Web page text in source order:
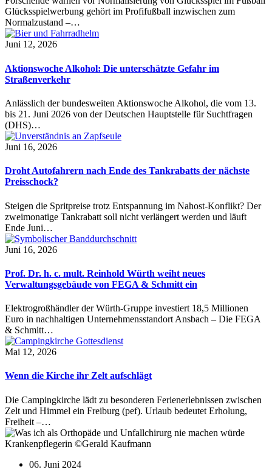
Glücksspielwerbung gehört im Profifußball inzwischen zum
Normalzustand –…
Juni 12, 2026
Aktionswoche Alkohol: Die unterschätzte Gefahr im
Straßenverkehr
Anlässlich der bundesweiten Aktionswoche Alkohol, die vom 13.
bis 21. Juni 2026 von der Deutschen Hauptstelle für Suchtfragen
(DHS)…
Juni 16, 2026
Droht Autofahrern nach Ende des Tankrabatts der nächste
Preisschock?
Steigen die Spritpreise trotz Entspannung im Nahost-Konflikt? Der
zweimonatige Tankrabatt soll nicht verlängert werden und läuft
Ende Juni…
Juni 16, 2026
Prof. Dr. h. c. mult. Reinhold Würth weiht neues
Verwaltungsgebäude von FEGA & Schmitt ein
Elektrogroßhändler der Würth-Gruppe investiert 18,5 Millionen
Euro in nachhaltigen Unternehmensstandort Ansbach – Die FEGA
& Schmitt…
Mai 12, 2026
Wenn die Kirche ihr Zelt aufschlägt
Die Campingkirche lädt zu besonderen Ferienerlebnissen zwischen
Zelt und Himmel ein Freiburg (pef). Urlaub bedeutet Erholung,
Freiheit –…
Krankenpflegerin ©Gerald Kaufmann
06. Juni 2024